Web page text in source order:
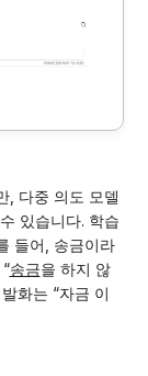
, 다중 의도 모델
있습니다. 학습
들어, 송금이라
송금을 하지 않
화는 “자금 이